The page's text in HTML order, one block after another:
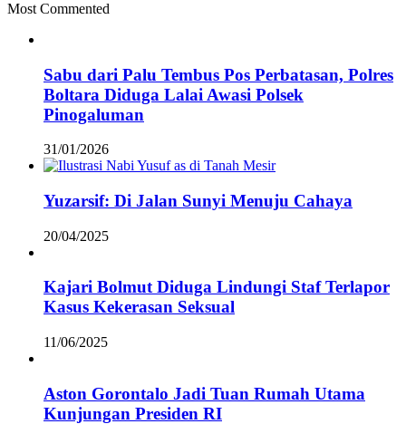
Most Commented
Sabu dari Palu Tembus Pos Perbatasan, Polres
Boltara Diduga Lalai Awasi Polsek
Pinogaluman
31/01/2026
Yuzarsif: Di Jalan Sunyi Menuju Cahaya
20/04/2025
Kajari Bolmut Diduga Lindungi Staf Terlapor
Kasus Kekerasan Seksual
11/06/2025
Aston Gorontalo Jadi Tuan Rumah Utama
Kunjungan Presiden RI